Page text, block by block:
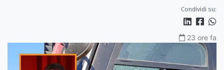
Condividi su:
23 ore fa